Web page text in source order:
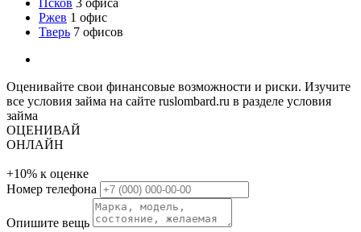
Ржев 1 офис
Тверь 7 офисов
Оценивайте свои финансовые возможности и риски. Изучите
все условия займа на сайте ruslombard.ru в разделе условия
займа
ОЦЕНИВАЙ
ОНЛАЙН
+10% к оценке
Номер телефона
Опишите вещь